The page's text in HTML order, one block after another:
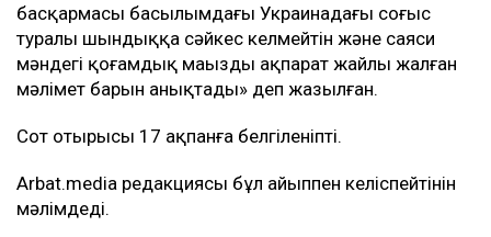
басқармасы басылымдағы Украинадағы соғыс
туралы шындыққа сәйкес келмейтін және саяси
мәндегі қоғамдық маңызды ақпарат жайлы жалған
мәлімет барын анықтады» деп жазылған.
Сот отырысы 17 ақпанға белгіленіпті.
Arbat.media редакциясы бұл айыппен келіспейтінін
мәлімдеді.